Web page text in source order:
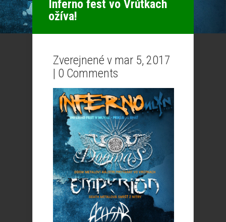
Inferno fest vo Vrútkach
ožíva!
Zverejnené v mar 5, 2017
| 0 Comments